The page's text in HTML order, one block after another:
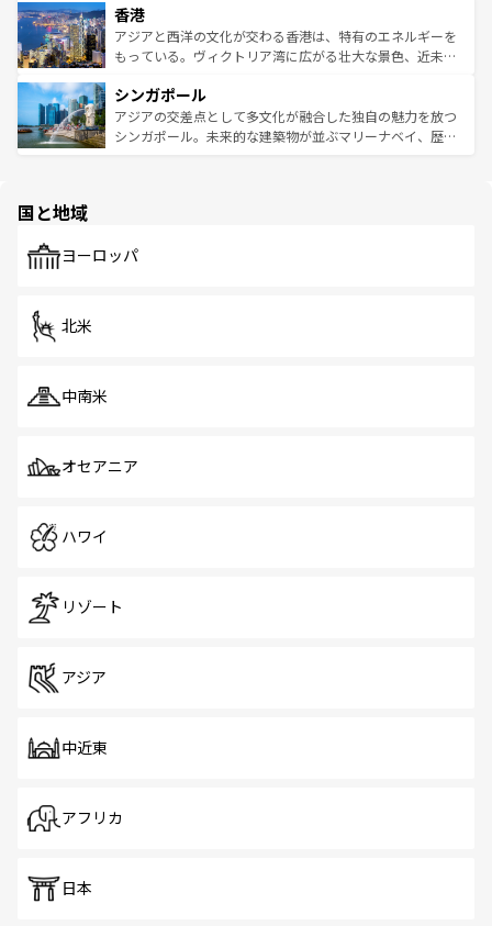
とつ。フォーやバインミー、ベトナムコーヒーなどは、ぜ
ひ現地で味わいたい。どの地域を訪れてもあたたかい人々
が旅行者を迎えてくれるので、きっと忘れられない旅にな
参照してほしい。
の活気が交差している。北部ではチェンマイなどの山岳地
帯で自然と触れ合い、南部ではプーケットやクラビの美し
いビーチでリゾート気分を楽しむことができる。タイ料理
激する。気候は一年中温暖で、どの季節にも異なる楽しみ
が待っている。親しみやすいタイの人々、仏教を中心とし
た文化、そして多様な観光資源が、訪れる旅人を魅了し続
香港
アジアと西洋の文化が交わる香港は、特有のエネルギーを
もっている。ヴィクトリア湾に広がる壮大な景色、近未来
み、どこを訪れても感動するはず。観光スポットが密集し
ており、効率よく見どころを回れるのも魅力。息をのむよ
うな絶景から文化的な体験まで、香港を存分に楽しみ尽く
シンガポール
アジアの交差点として多文化が融合した独自の魅力を放つ
シンガポール。未来的な建築物が並ぶマリーナベイ、歴史
で、ホーカーズは地元の風情を楽しめる外せないスポット
国と地域
ヨーロッパ
北米
中南米
オセアニア
ハワイ
リゾート
アジア
中近東
アフリカ
日本